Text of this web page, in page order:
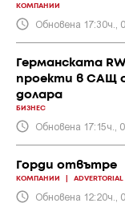
КОМПАНИИ
Обновена 17:30ч.,
Германската
проекти в САЩ
долара
БИЗНЕС
Обновена 17:15ч.,
Горди отвътре
КОМПАНИИ ADVERTORIAL
Обновена 12:20ч.,